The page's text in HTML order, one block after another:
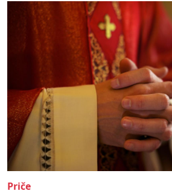
Priče